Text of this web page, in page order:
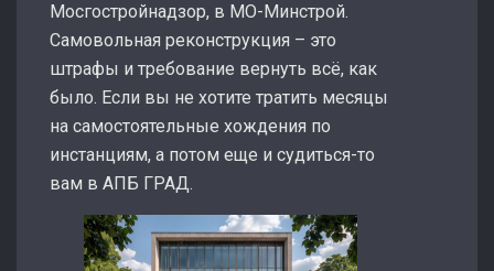
Мосгостройнадзор, в МО-Минстрой.
Самовольная реконструкция – это
штрафы и требование вернуть всё, как
было. Если вы не хотите тратить месяцы
на самостоятельные хождения по
инстанциям, а потом еще и судиться-то
вам в АПБ ГРАД.